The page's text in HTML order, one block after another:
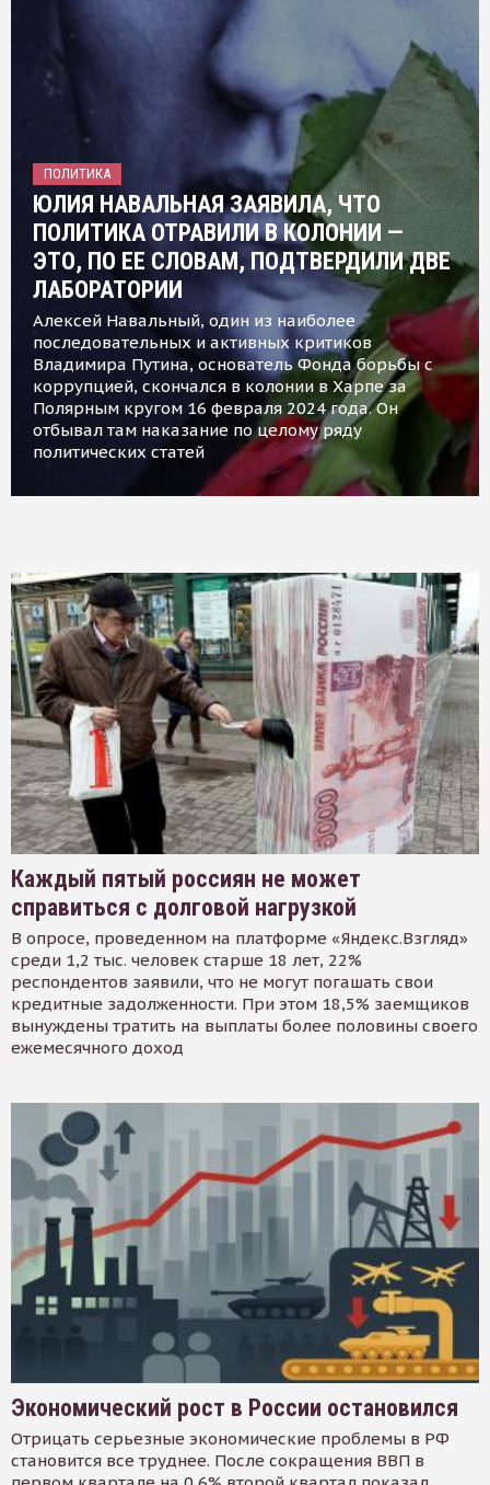
ПОЛИТИКА
ЮЛИЯ НАВАЛЬНАЯ ЗАЯВИЛА, ЧТО
ПОЛИТИКА ОТРАВИЛИ В КОЛОНИИ —
ЭТО, ПО ЕЕ СЛОВАМ, ПОДТВЕРДИЛИ ДВЕ
ЛАБОРАТОРИИ
Алексей Навальный, один из наиболее
последовательных и активных критиков
Владимира Путина, основатель Фонда борьбы с
коррупцией, скончался в колонии в Харпе за
Полярным кругом 16 февраля 2024 года. Он
отбывал там наказание по целому ряду
политических статей
Каждый пятый россиян не может
справиться с долговой нагрузкой
В опросе, проведенном на платформе «Яндекс.Взгляд»
среди 1,2 тыс. человек старше 18 лет, 22%
респондентов заявили, что не могут погашать свои
кредитные задолженности. При этом 18,5% заемщиков
вынуждены тратить на выплаты более половины своего
ежемесячного доход
Экономический рост в России остановился
Отрицать серьезные экономические проблемы в РФ
становится все труднее. После сокращения ВВП в